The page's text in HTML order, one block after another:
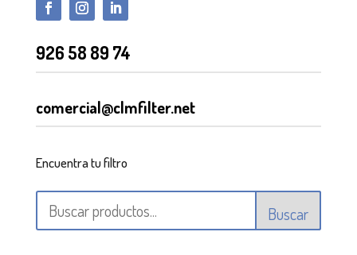
926 58 89 74
comercial@clmfilter.net
Encuentra tu filtro
Buscar